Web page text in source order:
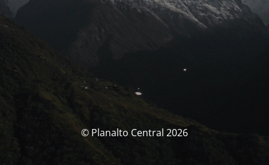
© Planalto Central 2026